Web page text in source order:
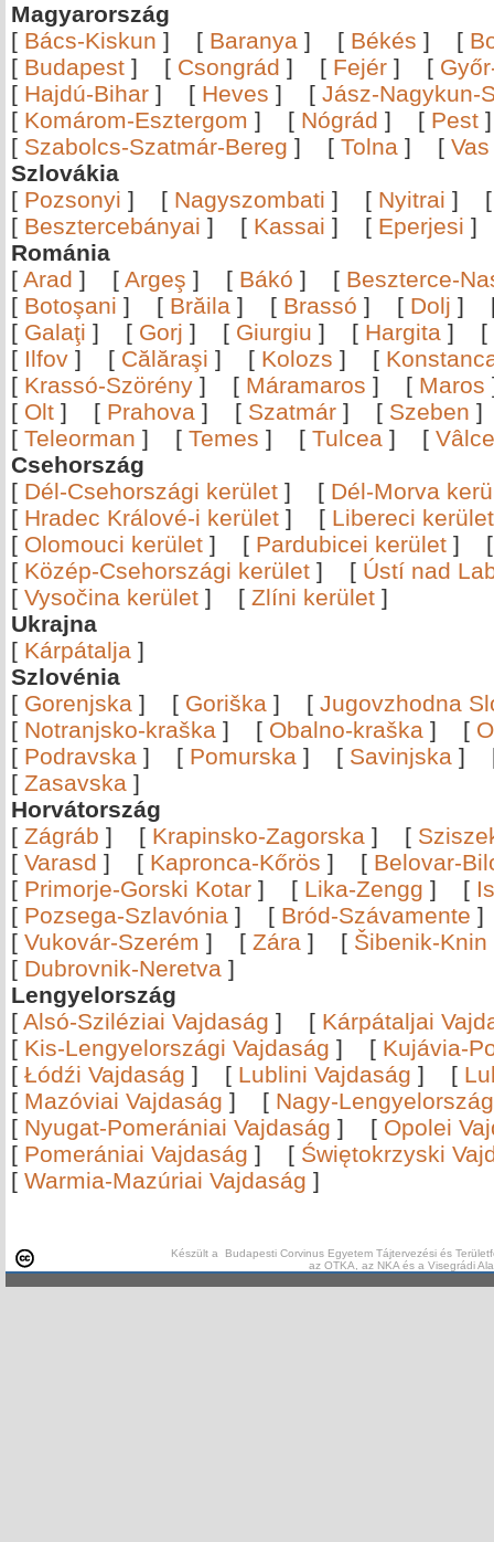
Magyarország
[ Bács-Kiskun ] [ Baranya ] [ Békés ] [
[ Budapest ] [ Csongrád ] [ Fejér ] [
[ Hajdú-Bihar ] [ Heves ] [ Jász-Nagykun-
[ Komárom-Esztergom ] [ Nógrád ] [ Pest
[ Szabolcs-Szatmár-Bereg ] [ Tolna ] [ Vas
Szlovákia
[ Pozsonyi ] [ Nagyszombati ] [ Nyitrai ]
[ Besztercebányai ] [ Kassai ] [ Eperjesi
Románia
[ Arad ] [ Argeş ] [ Bákó ] [ Beszterce-
[ Botoşani ] [ Brăila ] [ Brassó ] [ Dolj ]
[ Galaţi ] [ Gorj ] [ Giurgiu ] [ Hargita ]
[
[ Ilfov ] [ Călăraşi ] [ Kolozs ] [
[ Krassó-Szörény ] [ Máramaros ] [ Maros
[ Olt ] [ Prahova ] [ Szatmár ] [ Szeben
[ Teleorman ] [ Temes ] [ Tulcea ] [
Csehország
[ Dél-Csehországi kerület ] [ Dél-Morva
[ Hradec Králové-i kerület ] [ Libereci kerület
[ Olomouci kerület ] [ Pardubicei kerület ]
[ Közép-Csehországi kerület ] [ Ústí nad
[ Vysočina kerület ] [ Zlíni kerület ]
Ukrajna
[ Kárpátalja ]
Szlovénia
[ Gorenjska ] [ Goriška ] [ Jugovzhodna
[ Notranjsko-kraška ] [ Obalno-kraška ] [
[ Podravska ] [ Pomurska ] [ Savinjska ]
[ Zasavska ]
Horvátország
[ Zágráb ] [ Krapinsko-Zagorska ] [
[ Varasd ] [ Kapronca-Kőrös ] [ Belovar-
[ Primorje-Gorski Kotar ] [ Lika-Zengg ] [
[ Pozsega-Szlavónia ] [ Bród-Szávamente
[ Vukovár-Szerém ] [ Zára ] [ Šibenik-Knin
[ Dubrovnik-Neretva ]
Lengyelország
[ Alsó-Sziléziai Vajdaság ] [ Kárpátaljai
[ Kis-Lengyelországi Vajdaság ] [ Kujávia-
[ Łódźi Vajdaság ] [ Lublini Vajdaság ] [
[ Mazóviai Vajdaság ] [ Nagy-
[ Nyugat-Pomerániai Vajdaság ] [ Opolei
[ Pomerániai Vajdaság ] [ Świętokrzyski
[ Warmia-Mazúriai Vajdaság ]
Készült a Budapesti Corvinus Egyetem Tájtervezési és
az OTKA, az NKA és a Visegrádi